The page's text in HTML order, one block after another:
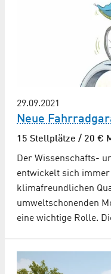
29.09.2021
Neue
15 Stellplätze / 20 €
Der Wissenschafts-
entwickelt sich
klimafreundlichen
umweltschonenden
eine wichtige Rolle.